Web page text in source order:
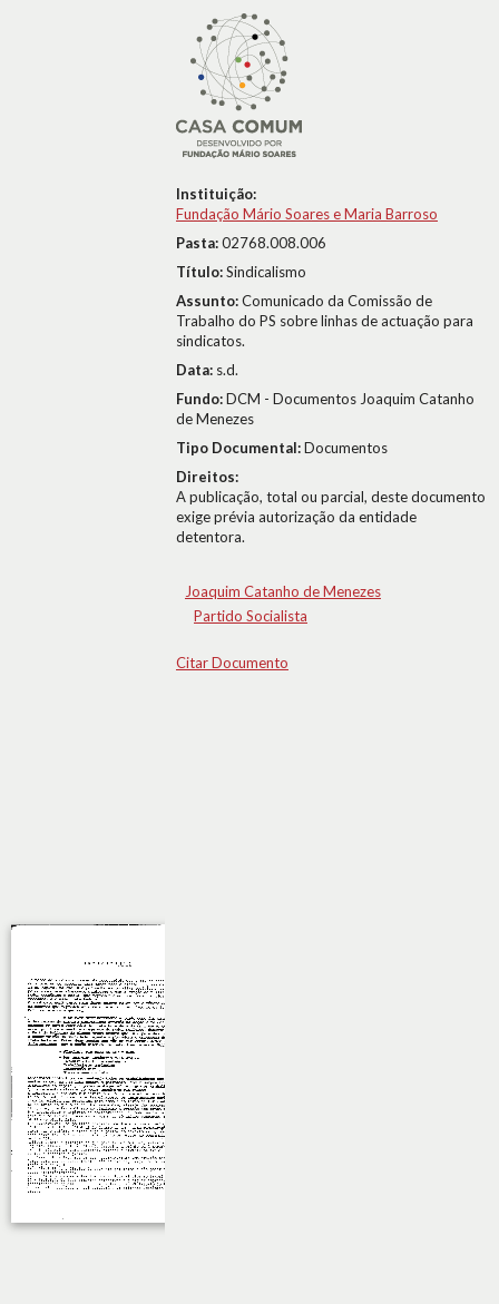
Instituição:
Fundação Mário Soares e Maria Barroso
Pasta:02768.008.006
Título:Sindicalismo
Assunto:Comunicado da Comissão de
Trabalho do PS sobre linhas de actuação para
sindicatos.
Data: s.d.
Fundo:DCM - Documentos Joaquim Catanho
de Menezes
Tipo Documental:Documentos
Direitos:
A publicação, total ou parcial, deste documento
exige prévia autorização da entidade
detentora.
Joaquim Catanho de Menezes
Partido Socialista
Citar Documento